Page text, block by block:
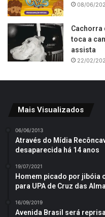
08/06/
Cachorra
toca a
assista
22/02/
Mais Visualizados
06/06/2013
Através do Mídia
desaparecida há 14 anos
19/07/2021
Homem picado por jibóia
para UPA de Cruz das
16/09/2019
Avenida Brasil será